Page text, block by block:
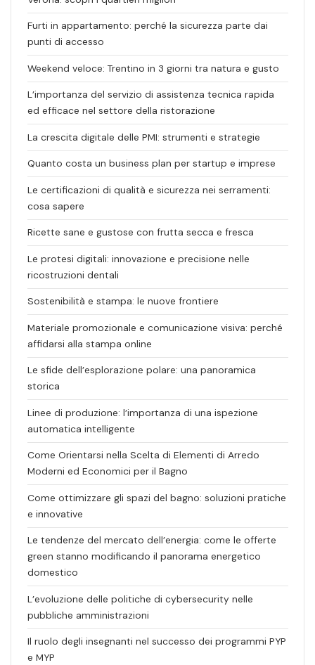
Furti in appartamento: perché la sicurezza parte dai
punti di accesso
Weekend veloce: Trentino in 3 giorni tra natura e gusto
L’importanza del servizio di assistenza tecnica rapida
ed efficace nel settore della ristorazione
La crescita digitale delle PMI: strumenti e strategie
Quanto costa un business plan per startup e imprese
Le certificazioni di qualità e sicurezza nei serramenti:
cosa sapere
Ricette sane e gustose con frutta secca e fresca
Le protesi digitali: innovazione e precisione nelle
ricostruzioni dentali
Sostenibilità e stampa: le nuove frontiere
Materiale promozionale e comunicazione visiva: perché
affidarsi alla stampa online
Le sfide dell’esplorazione polare: una panoramica
storica
Linee di produzione: l’importanza di una ispezione
automatica intelligente
Come Orientarsi nella Scelta di Elementi di Arredo
Moderni ed Economici per il Bagno
Come ottimizzare gli spazi del bagno: soluzioni pratiche
e innovative
Le tendenze del mercato dell’energia: come le offerte
green stanno modificando il panorama energetico
domestico
L’evoluzione delle politiche di cybersecurity nelle
pubbliche amministrazioni
Il ruolo degli insegnanti nel successo dei programmi PYP
e MYP